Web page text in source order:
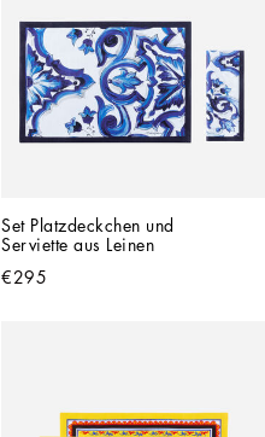
Set Platzdeckchen und
Serviette aus Leinen
€295